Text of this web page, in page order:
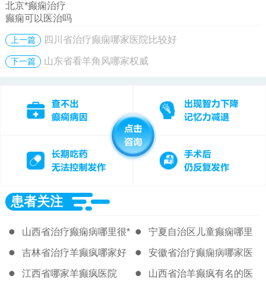
北京*癫痫治疗
癫痫可以医治吗
上一篇 四川省治疗癫痫哪家医院比较好
下一篇 山东省看羊角风哪家权威
患者关注
山西省治疗癫痫病哪里很* 宁夏自治区儿童癫痫哪里
治的好
吉林省治疗羊癫疯哪家好 安徽省治疗癫痫病哪家医
院比较好
江西省哪家羊癫疯医院 山西省治羊癫疯有名的医